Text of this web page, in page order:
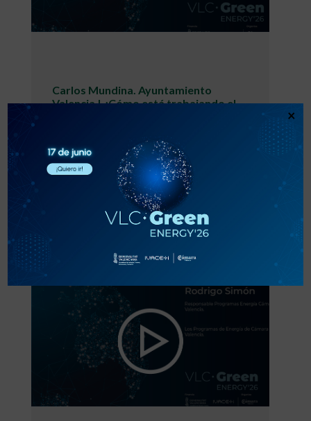
Carlos Mundina. Ayuntamiento
Valencia | ¿Cómo está trabajando el
hacia un modelo energético más
sostenible y eficiente?
×